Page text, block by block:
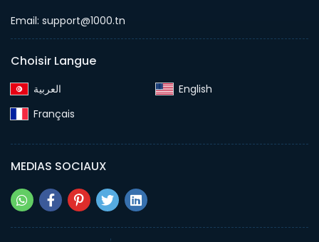
Email: support@1000.tn
Choisir Langue
English‎
Français‎
MEDIAS SOCIAUX